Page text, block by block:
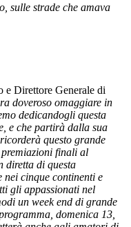
sulle strade che amava
e Direttore Generale di
doveroso omaggiare in
dedicandogli questa
e che partirà dalla sua
questo grande
finali al
diretta di questa
nei cinque continenti e
gli appassionati nel
un week end di grande
domenica 13,